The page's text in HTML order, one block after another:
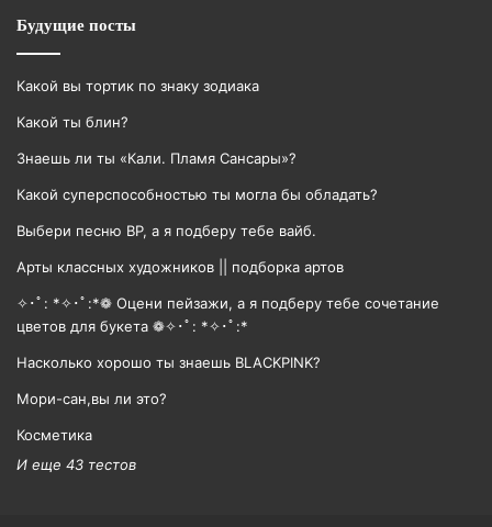
Будущие посты
Какой вы тортик по знаку зодиака
Какой ты блин?
Знаешь ли ты «Кали. Пламя Сансары»?
Какой суперспособностью ты могла бы обладать?
Выбери песню BP, а я подберу тебе вайб.
Арты классных художников || подборка артов
✧･ﾟ: *✧･ﾟ:*❁ Оцени пейзажи, а я подберу тебе сочетание
цветов для букета ❁✧･ﾟ: *✧･ﾟ:*
Насколько хорошо ты знаешь BLACKPINK?
Мори-сан,вы ли это?
Косметика
И еще 43 тестов